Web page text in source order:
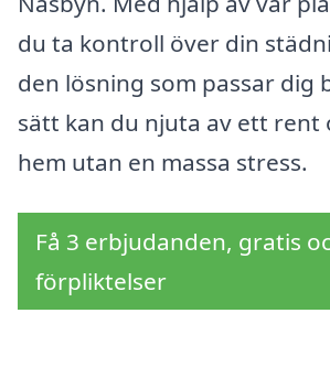
du ta kontroll över din
den lösning som passar dig
sätt kan du njuta av ett rent
hem utan en massa stress.
Få 3 erbjudanden, gratis
förpliktelser